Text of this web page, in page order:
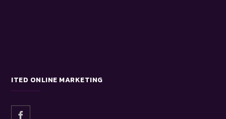
ITED ONLINE MARKETING